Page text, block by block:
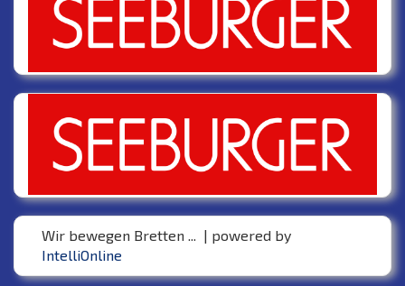
Wir bewegen Bretten ... | powered by
IntelliOnline